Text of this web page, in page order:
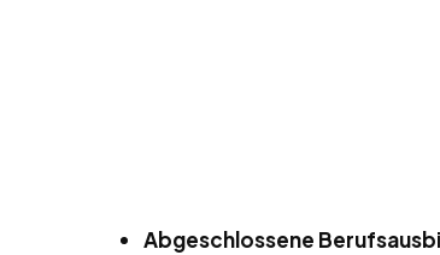
Abgeschlossene